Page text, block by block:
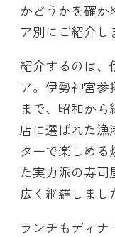
かどうかを確か
ア別にご紹介し
紹介するのは、
ア。伊勢神宮
まで、昭和か
店に選ばれた漁
ターで楽しめ
た実力派の寿
広く網羅しまし
ランチもディ